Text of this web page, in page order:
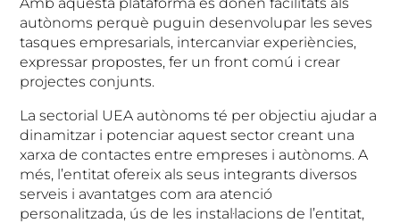
autònoms perquè puguin desenvolupar les seves
tasques empresarials, intercanviar experiències,
expressar propostes, fer un front comú i crear
projectes conjunts.
La sectorial UEA autònoms té per objectiu ajudar a
dinamitzar i potenciar aquest sector creant una
xarxa de contactes entre empreses i autònoms. A
més, l’entitat ofereix als seus integrants diversos
serveis i avantatges com ara atenció
personalitzada, ús de les instal·lacions de l’entitat,